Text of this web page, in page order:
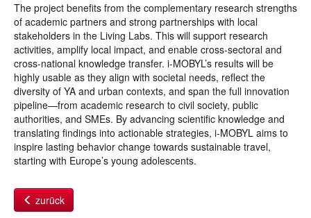
The project benefits from the complementary research strengths
of academic partners and strong partnerships with local
stakeholders in the Living Labs. This will support research
activities, amplify local impact, and enable cross-sectoral and
cross-national knowledge transfer. i-MOBYL’s results will be
highly usable as they align with societal needs, reflect the
diversity of YA and urban contexts, and span the full innovation
pipeline—from academic research to civil society, public
authorities, and SMEs. By advancing scientific knowledge and
translating findings into actionable strategies, i-MOBYL aims to
inspire lasting behavior change towards sustainable travel,
starting with Europe’s young adolescents.
zurück